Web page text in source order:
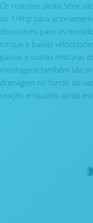
Os reatores desta Série
de 1/4hp para
disponíveis para os
torque e baixas
pastas e outras misturas
montagens também são
drenagem no fundo do
reação enquanto ainda